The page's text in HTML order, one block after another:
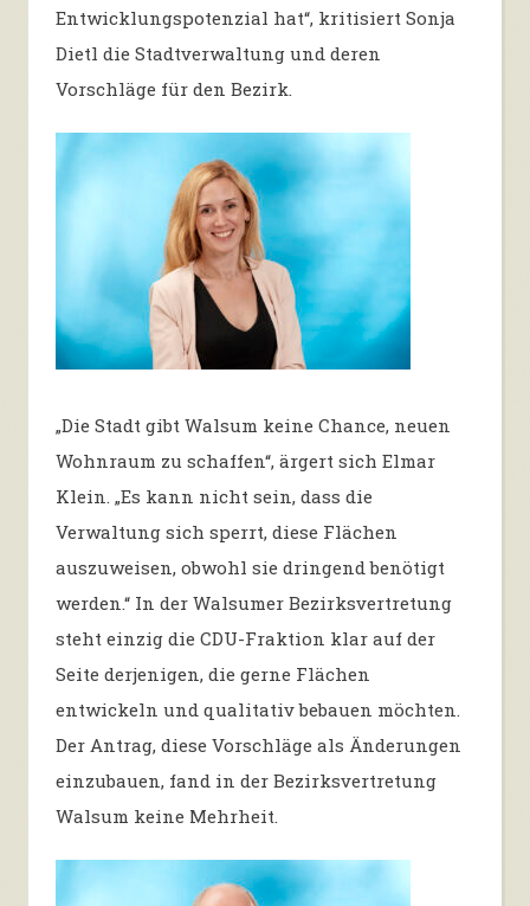
Entwicklungspotenzial hat“, kritisiert Sonja
Dietl die Stadtverwaltung und deren
Vorschläge für den Bezirk.
„Die Stadt gibt Walsum keine Chance, neuen
Wohnraum zu schaffen“, ärgert sich Elmar
Klein. „Es kann nicht sein, dass die
Verwaltung sich sperrt, diese Flächen
auszuweisen, obwohl sie dringend benötigt
werden.“ In der Walsumer Bezirksvertretung
steht einzig die CDU-Fraktion klar auf der
Seite derjenigen, die gerne Flächen
entwickeln und qualitativ bebauen möchten.
Der Antrag, diese Vorschläge als Änderungen
einzubauen, fand in der Bezirksvertretung
Walsum keine Mehrheit.